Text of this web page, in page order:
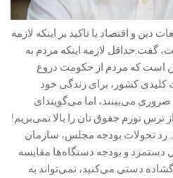
و اقتصاد با تاکید بر اینکه لازمه
گفت:حداقل لازمه اینکه مردم به
است که مردم از حکومت دروغ
کلیدی کشور، برای زندگی خود
از ۵۰ میلیون را ضروری می‌بینند، اما می‌گویند‌ای
ترس تورم حقوق تان را بالا نمی‌بریم!
رد تحولات بودجه مجلس، سازمان
دستمزد و بودجه دستگاه‌ها مقایسه
دستی می‌کنید، نمی‌تواند به